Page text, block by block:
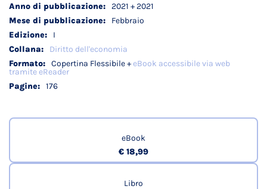
tecnici
2021 + 2021
Febbraio
I
Diritto dell'economia
Copertina Flessibile +eBook accessibile via web
tramite eReader
176
eBook
€ 18,99
Libro